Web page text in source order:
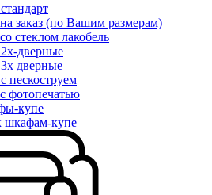
заказ (по Вашим размерам)
стеклом лакобель
дверные
дверные
пескоструем
фотопечатью
купе
шкафам-купе